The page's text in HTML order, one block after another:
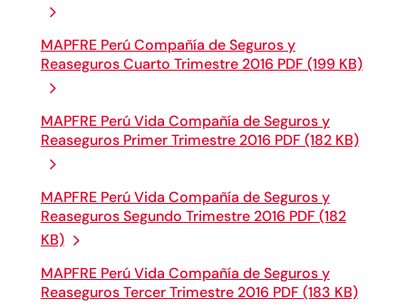
MAPFRE Perú Compañía de Seguros y
Reaseguros Cuarto Trimestre 2016 PDF (199 KB)
MAPFRE Perú Vida Compañía de Seguros y
Reaseguros Primer Trimestre 2016 PDF (182 KB)
MAPFRE Perú Vida Compañía de Seguros y
Reaseguros Segundo Trimestre 2016 PDF (182
KB)
MAPFRE Perú Vida Compañía de Seguros y
Reaseguros Tercer Trimestre 2016 PDF (183 KB)